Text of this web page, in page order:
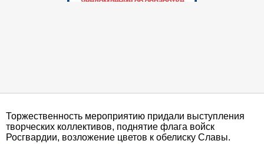
Торжественность мероприятию придали выступления
творческих коллективов, поднятие флага войск
Росгвардии, возложение цветов к обелиску Славы.